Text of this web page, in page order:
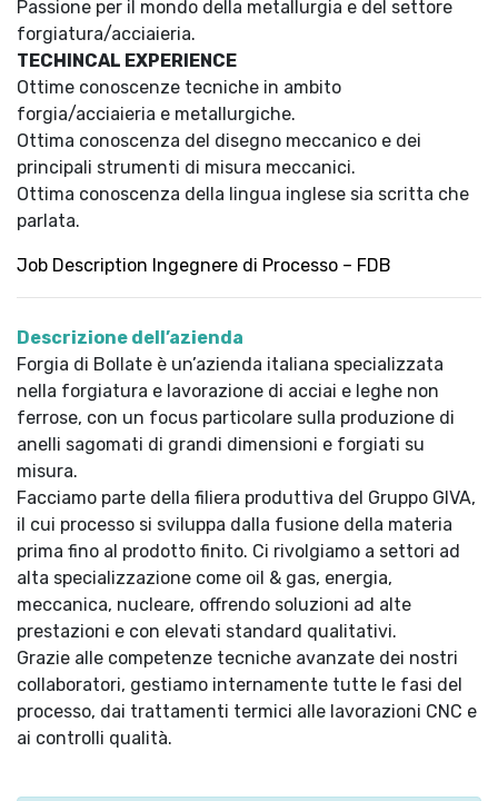
Passione per il mondo della metallurgia e del settore
forgiatura/acciaieria.
TECHINCAL EXPERIENCE
Ottime conoscenze tecniche in ambito
forgia/acciaieria e metallurgiche.
Ottima conoscenza del disegno meccanico e dei
principali strumenti di misura meccanici.
Ottima conoscenza della lingua inglese sia scritta che
parlata.
Job Description Ingegnere di Processo – FDB
Descrizione dell’azienda
Forgia di Bollate è un’azienda italiana specializzata
nella forgiatura e lavorazione di acciai e leghe non
ferrose, con un focus particolare sulla produzione di
anelli sagomati di grandi dimensioni e forgiati su
misura.
Facciamo parte della filiera produttiva del Gruppo GIVA,
il cui processo si sviluppa dalla fusione della materia
prima fino al prodotto finito. Ci rivolgiamo a settori ad
alta specializzazione come oil & gas, energia,
meccanica, nucleare, offrendo soluzioni ad alte
prestazioni e con elevati standard qualitativi.
Grazie alle competenze tecniche avanzate dei nostri
collaboratori, gestiamo internamente tutte le fasi del
processo, dai trattamenti termici alle lavorazioni CNC e
ai controlli qualità.